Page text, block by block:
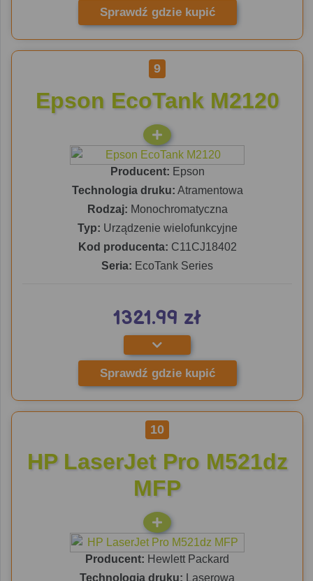
Sprawdź gdzie kupić
9
Epson EcoTank M2120
Producent: Epson
Technologia druku: Atramentowa
Rodzaj: Monochromatyczna
Typ: Urządzenie wielofunkcyjne
Kod producenta: C11CJ18402
Seria: EcoTank Series
1321.99 zł
Sprawdź gdzie kupić
10
HP LaserJet Pro M521dz
MFP
Producent: Hewlett Packard
Technologia druku: Laserowa